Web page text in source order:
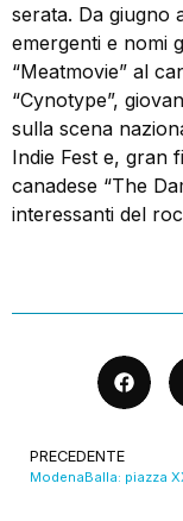
serata. Da giugno
emergenti e nomi
“Meatmovie” al
“Cynotype”,
sulla scena
Indie Fest e, gran
canadese “The
interessanti del
PRECEDENTE